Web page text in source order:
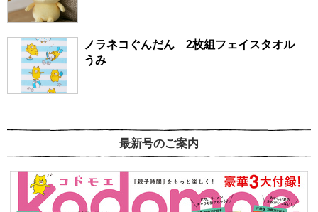
ノラネコぐんだん 2枚組フェイスタオル
うみ
最新号のご案内